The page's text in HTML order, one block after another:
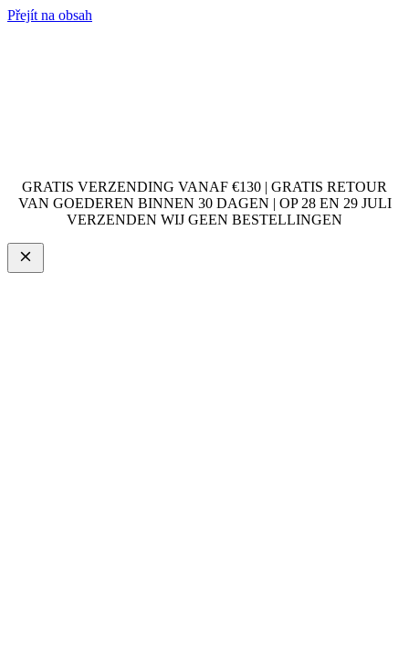
Přejít na obsah
GRATIS VERZENDING VANAF €130 | GRATIS RETOUR
VAN GOEDEREN BINNEN 30 DAGEN | OP 28 EN 29 JULI
VERZENDEN WIJ GEEN BESTELLINGEN